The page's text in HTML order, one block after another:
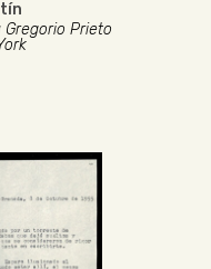
Prieto